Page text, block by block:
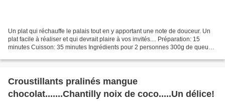
Un plat qui réchauffe le palais tout en y apportant une note de douceur. Un
plat facile à réaliser et qui devrait plaire à vos invités.... Préparation: 15
minutes Cuisson: 35 minutes Ingrédients pour 2 personnes 300g de queues
Croustillants pralinés mangue
chocolat.......Chantilly noix de coco.....Un délice!